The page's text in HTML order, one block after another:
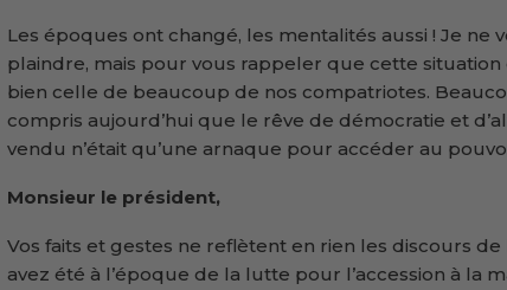
Les époques ont changé, les mentalités aussi ! Je ne
plaindre, mais pour vous rappeler que cette situation
bien celle de beaucoup de nos compatriotes.
compris aujourd’hui que le rêve de démocratie et
vendu n’était qu’une arnaque pour accéder au
Monsieur le président,
Vos faits et gestes ne reflètent en rien les discours de
avez été à l’époque de la lutte pour l’accession à la